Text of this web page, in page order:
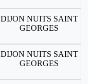
DIJON NUITS SAINT
GEORGES
DIJON NUITS SAINT
GEORGES